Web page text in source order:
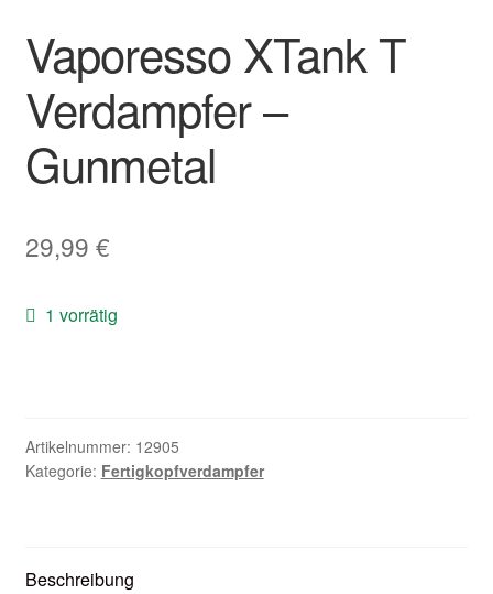
Big Puff
Aromen
Basen & Nikotin
Zubehör
Kundenkarte
Unsere Standorte
Vaporesso XTank T
Verdampfer –
Gunmetal
29,99 €
1 vorrätig
Artikelnummer: 12905
Kategorie: Fertigkopfverdampfer
Beschreibung